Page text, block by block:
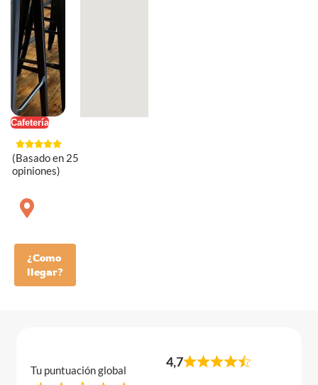
Cafetería
(Basado en 25
opiniones)
¿Como
llegar?
Tu puntuación global
4,7